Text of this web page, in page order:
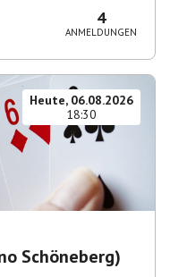
4
ANMELDUNGEN
Heute, 06.08.2026
18:30
Schöneberg)